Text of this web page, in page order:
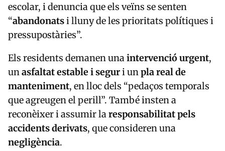
escolar, i denuncia que els veïns se senten
“abandonatsi lluny de les prioritats polítiques i
pressupostàries”.
Els residents demanen unaintervenció urgent,
unasfaltat estable i seguri unpla real de
manteniment, en lloc dels “pedaços temporals
que agreugen el perill”. També insten a
reconèixer i assumir laresponsabilitat pels
accidents derivats, que consideren una
negligència.